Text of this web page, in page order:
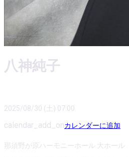
八神純子
2025/08/30 (土) 07:00
calendar_add_onカレンダーに追加
那須野が原ハーモニーホール 大ホール